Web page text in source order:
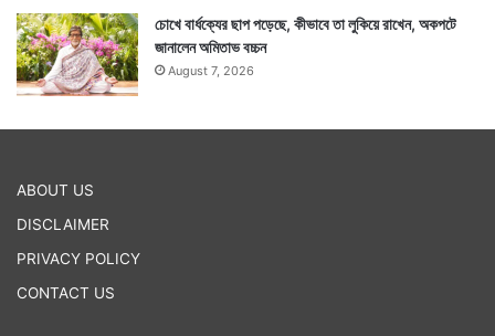
চোখে বার্ধক্যের ছাপ পড়েছে, কীভাবে তা লুকিয়ে রাখেন, অকপটে
জানালেন অমিতাভ বচ্চন
August 7, 2026
ABOUT US
DISCLAIMER
PRIVACY POLICY
CONTACT US